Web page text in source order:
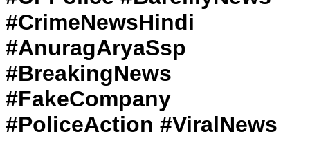
#CrimeNewsHindi
#AnuragAryaSsp
#BreakingNews
#FakeCompany
#PoliceAction #ViralNews